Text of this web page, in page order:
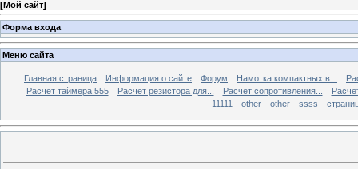
[Мой сайт]
Форма входа
Меню сайта
Главная страница Информация о сайте Форум Намотка компактных в...
Расчет таймера 555
Расчет резистора для... Расчёт сопротивления...
11111
other other ssss